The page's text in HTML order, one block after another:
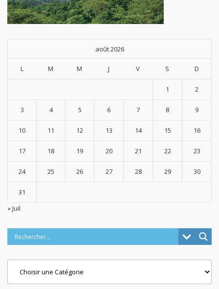
août 2026
L M M J V S D
1 2
3 4 5 6 7 8 9
10 11 12 13 14 15 16
17 18 19 20 21 22 23
24 25 26 27 28 29 30
31
« Juil